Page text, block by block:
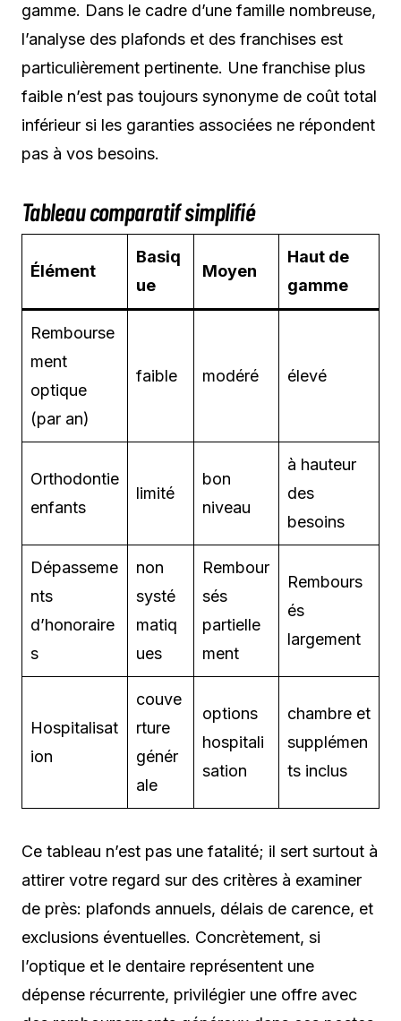
gamme. Dans le cadre d’une famille nombreuse,
l’analyse des plafonds et des franchises est
particulièrement pertinente. Une franchise plus
faible n’est pas toujours synonyme de coût total
inférieur si les garanties associées ne répondent
pas à vos besoins.
Tableau comparatif simplifié
Élément
Basiq
ue
Moyen
Haut de
gamme
Rembourse
ment
optique
(par an)
faible modéré élevé
Orthodontie
enfants
limité
bon
niveau
à hauteur
des
besoins
Dépasseme
nts
d’honoraire
s
non
systé
matiq
ues
Rembour
sés
partielle
ment
Rembours
és
largement
Hospitalisat
ion
couve
rture
génér
ale
options
hospitali
sation
chambre et
supplémen
ts inclus
Ce tableau n’est pas une fatalité; il sert surtout à
attirer votre regard sur des critères à examiner
de près: plafonds annuels, délais de carence, et
exclusions éventuelles. Concrètement, si
l’optique et le dentaire représentent une
dépense récurrente, privilégier une offre avec